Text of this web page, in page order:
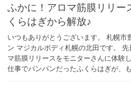
ふかに！アロマ筋膜リリー
くらはぎから解放♪
いつもありがとうございます。 札幌市
ン マジカルボディ札幌の北田です。
マ筋膜リリースをモニターさんに体験
仕事でパンパンだったふくらはぎが、